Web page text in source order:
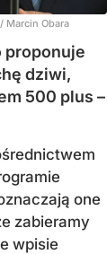
Marcin Obara
proponuje
dziwi,
500 plus –
one
zabieramy
wpisie